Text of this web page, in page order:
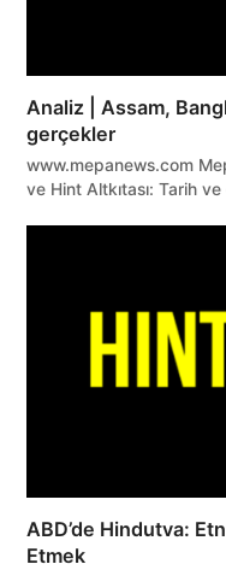
Analiz | Assam,
gerçekler
www.mepanews.com
ve Hint Altkıtası: Tarih
ABD’de Hindutva:
Etmek